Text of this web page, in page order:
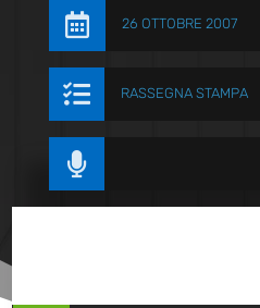
 26 OTTOBRE 2007
 RASSEGNA STAMPA
